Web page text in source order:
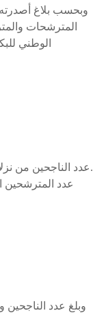
وبحسب بلاغ أصدرته
المترشحات
الوطني
عدد الناجحين منمترشحا.
عدد المترشحين
وبلغ عدد الناجحين